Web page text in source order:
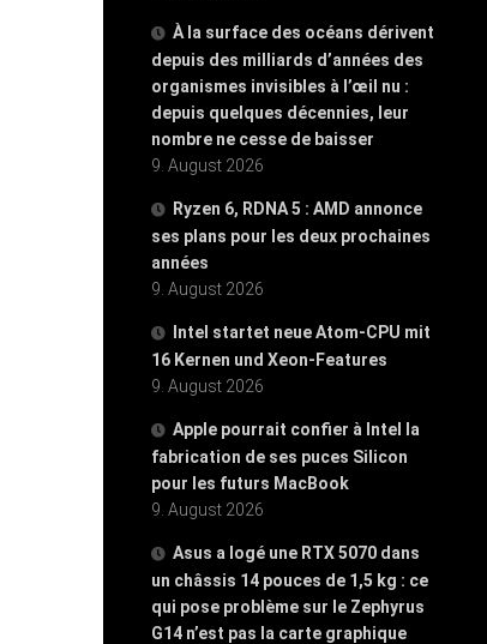
À la surface des océans dérivent
depuis des milliards d’années des
organismes invisibles à l’œil nu :
depuis quelques décennies, leur
nombre ne cesse de baisser
9. August 2026
Ryzen 6, RDNA 5 : AMD annonce
ses plans pour les deux prochaines
années
9. August 2026
Intel startet neue Atom-CPU mit
16 Kernen und Xeon-Features
9. August 2026
Apple pourrait confier à Intel la
fabrication de ses puces Silicon
pour les futurs MacBook
9. August 2026
Asus a logé une RTX 5070 dans
un châssis 14 pouces de 1,5 kg : ce
qui pose problème sur le Zephyrus
G14 n’est pas la carte graphique